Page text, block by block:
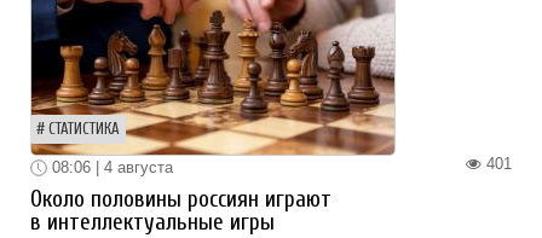
СТАТИСТИКА
401
08:06 | 4 августа
Около половины россиян играют
в интеллектуальные игры